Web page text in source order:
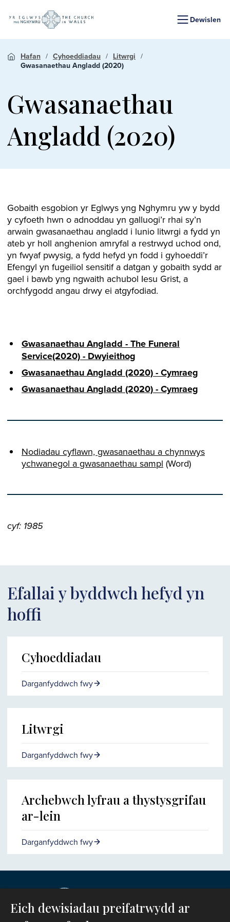
Dewislen
Hafan Cyhoeddiadau
Litwrgi
Gwasanaethau Angladd (2020)
Gwasanaethau
Angladd (2020)
Gobaith esgobion yr Eglwys yng Nghymru yw y bydd
y cyfoeth hwn o adnoddau yn galluogi’r rhai sy’n
arwain gwasanaethau angladd i lunio litwrgi a fydd yn
ateb yr holl anghenion amryfal a restrwyd uchod ond,
yn fwyaf pwysig, a fydd hefyd yn fodd i gyhoeddi’r
Efengyl yn fugeiliol sensitif a datgan y gobaith sydd ar
gael i bawb yng ngwaith achubol Iesu Grist, a
orchfygodd angau drwy ei atgyfodiad.
Gwasanaethau Angladd - The Funeral
Service(2020) - Dwyieithog
Gwasanaethau Angladd (2020) - Cymraeg
Gwasanaethau Angladd (2020) - Cymraeg
Nodiadau cyflawn, gwasanaethau a chynnwys
ychwanegol a gwasanaethau sampl (Word)
cyf: 1985
Efallai y byddwch hefyd yn
hoffi
Cyhoeddiadau
Darganfyddwch fwy
Litwrgi
Darganfyddwch fwy
Archebwch lyfrau a thystysgrifau
ar-lein
Darganfyddwch fwy
Eich dewisiadau preifatrwydd ar